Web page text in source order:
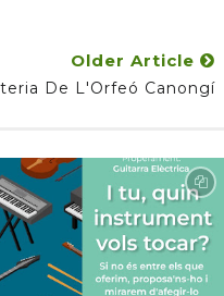
Older Article
De L'Orfeó Canongí